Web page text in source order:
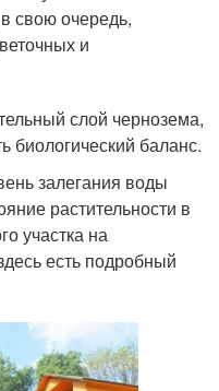
свою очередь,
и
слой чернозема,
биологический баланс.
залегания воды
растительности в
участка на
есть подробный